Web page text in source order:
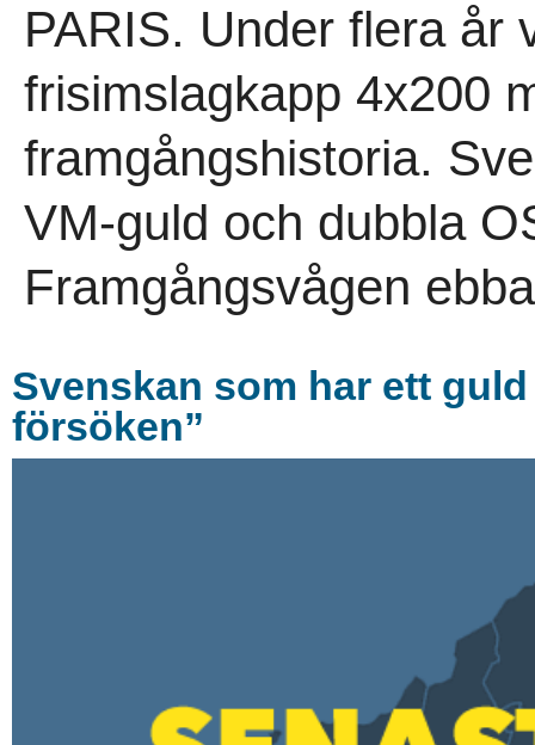
PARIS. Under flera år
frisimslagkapp 4x200
framgångshistoria.
VM-guld och dubbla
Framgångsvågen
Svenskan som har ett
försöken”